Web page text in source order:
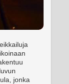
jonka